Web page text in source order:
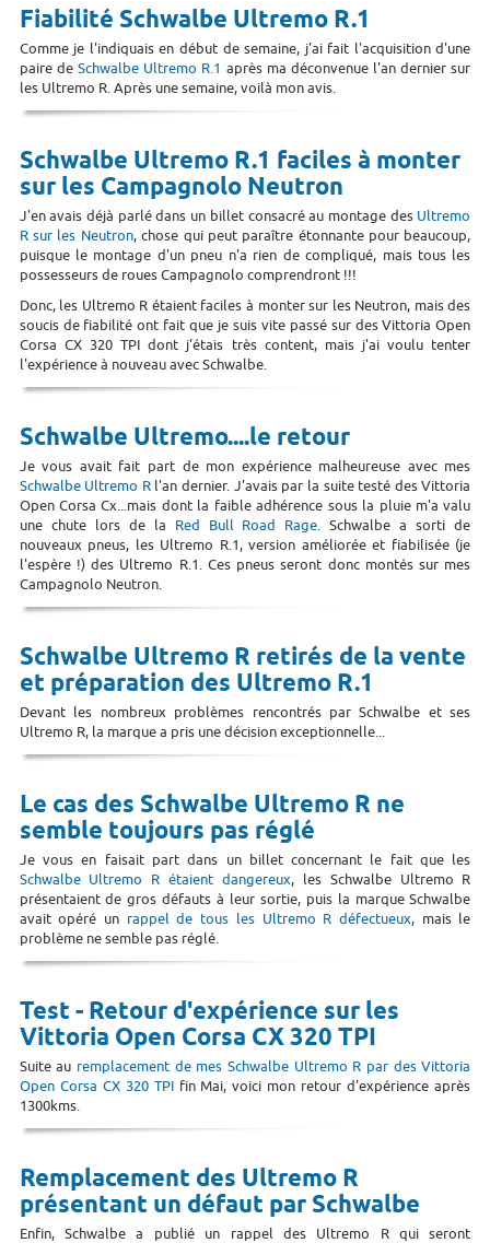
Fiabilité Schwalbe Ultremo R.1
Comme je l'indiquais en début de semaine, j'ai fait l'acquisition d'une
paire de Schwalbe Ultremo R.1 après ma déconvenue l'an dernier sur
les Ultremo R. Après une semaine, voilà mon avis.
Schwalbe Ultremo R.1 faciles à monter
sur les Campagnolo Neutron
J'en avais déjà parlé dans un billet consacré au montage des Ultremo
R sur les Neutron, chose qui peut paraître étonnante pour beaucoup,
puisque le montage d'un pneu n'a rien de compliqué, mais tous les
possesseurs de roues Campagnolo comprendront !!!
Donc, les Ultremo R étaient faciles à monter sur les Neutron, mais des
soucis de fiabilité ont fait que je suis vite passé sur des Vittoria Open
Corsa CX 320 TPI dont j'étais très content, mais j'ai voulu tenter
l'expérience à nouveau avec Schwalbe.
Schwalbe Ultremo....le retour
Je vous avait fait part de mon expérience malheureuse avec mes
Schwalbe Ultremo Rl'an dernier. J'avais par la suite testé des Vittoria
Open Corsa Cx...mais dont la faible adhérence sous la pluie m'a valu
une chute lors de la Red Bull Road Rage. Schwalbe a sorti de
nouveaux pneus, les Ultremo R.1, version améliorée et fiabilisée (je
l'espère !) des Ultremo R.1. Ces pneus seront donc montés sur mes
Campagnolo Neutron.
Schwalbe Ultremo R retirés de la vente
et préparation des Ultremo R.1
Devant les nombreux problèmes rencontrés par Schwalbe et ses
Ultremo R, la marque a pris une décision exceptionnelle...
Le cas des Schwalbe Ultremo R ne
semble toujours pas réglé
Je vous en faisait part dans un billet concernant le fait que les
Schwalbe Ultremo R étaient dangereux, les Schwalbe Ultremo R
présentaient de gros défauts à leur sortie, puis la marque Schwalbe
avait opéré un rappel de tous les Ultremo R défectueux, mais le
problème ne semble pas réglé.
Test - Retour d'expérience sur les
Vittoria Open Corsa CX 320 TPI
Suite au remplacement de mes Schwalbe Ultremo R par des Vittoria
Open Corsa CX 320 TPIfin Mai, voici mon retour d'expérience après
1300kms.
Remplacement des Ultremo R
présentant un défaut par Schwalbe
Enfin, Schwalbe a publié un rappel des Ultremo R qui seront